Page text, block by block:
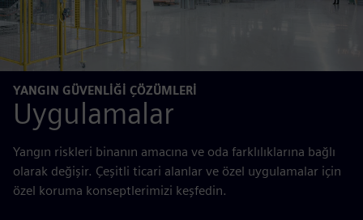
YANGIN GÜVENLIĞI ÇÖZÜMLERI
Uygulamalar
Yangın riskleri binanın amacına ve oda farklılıklarına bağlı
olarak değişir. Çeşitli ticari alanlar ve özel uygulamalar için
özel koruma konseptlerimizi keşfedin.